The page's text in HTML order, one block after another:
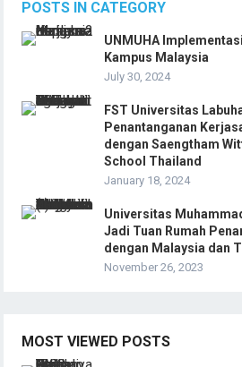
POSTS IN CATEGORY
UNMUHA
Kampus Malaysia
July 30, 2024
FST Universitas
Penantanganan
dengan Saengtham
School Thailand
January 18, 2024
Universitas
Jadi Tuan Rumah
dengan Malaysia dan
November 26, 2023
MOST VIEWED POSTS